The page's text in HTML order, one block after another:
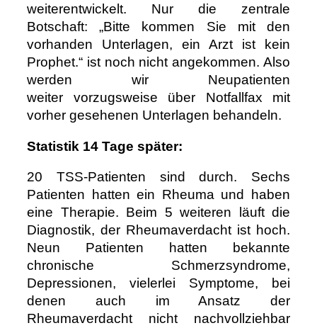
weiterentwickelt. Nur die zentrale
Botschaft: „Bitte kommen Sie mit den
vorhanden Unterlagen, ein Arzt ist kein
Prophet.“ ist noch nicht angekommen. Also
werden wir Neupatienten
weiter vorzugsweise über Notfallfax mit
vorher gesehenen Unterlagen behandeln.
Statistik 14 Tage später:
20 TSS-Patienten sind durch. Sechs
Patienten hatten ein Rheuma und haben
eine Therapie. Beim 5 weiteren läuft die
Diagnostik, der Rheumaverdacht ist hoch.
Neun Patienten hatten bekannte
chronische Schmerzsyndrome,
Depressionen, vielerlei Symptome, bei
denen auch im Ansatz der
Rheumaverdacht nicht nachvollziehbar